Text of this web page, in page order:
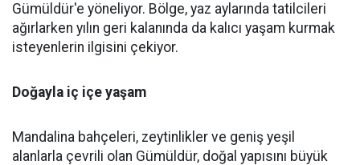
Gümüldür'e yöneliyor. Bölge, yaz aylarında tatilcileri
ağırlarken yılın geri kalanında da kalıcı yaşam kurmak
isteyenlerin ilgisini çekiyor.
Doğayla iç içe yaşam
Mandalina bahçeleri, zeytinlikler ve geniş yeşil
alanlarla çevrili olan Gümüldür, doğal yapısını büyük